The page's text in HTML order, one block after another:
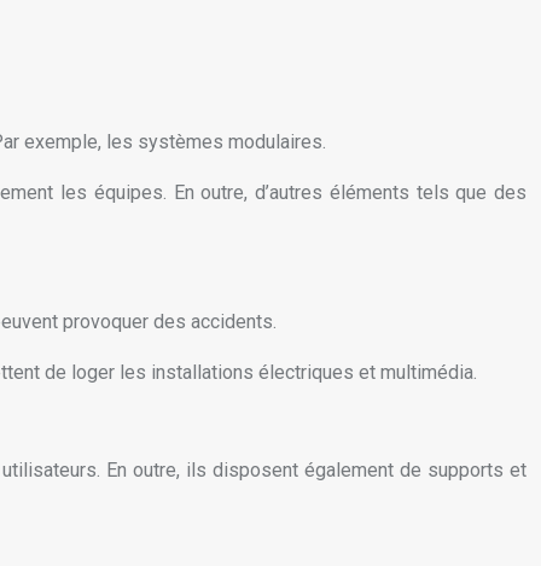
exemple, les systèmes modulaires.
les équipes. En outre, d’autres éléments tels que des
provoquer des accidents.
de loger les installations électriques et multimédia.
En outre, ils disposent également de supports et